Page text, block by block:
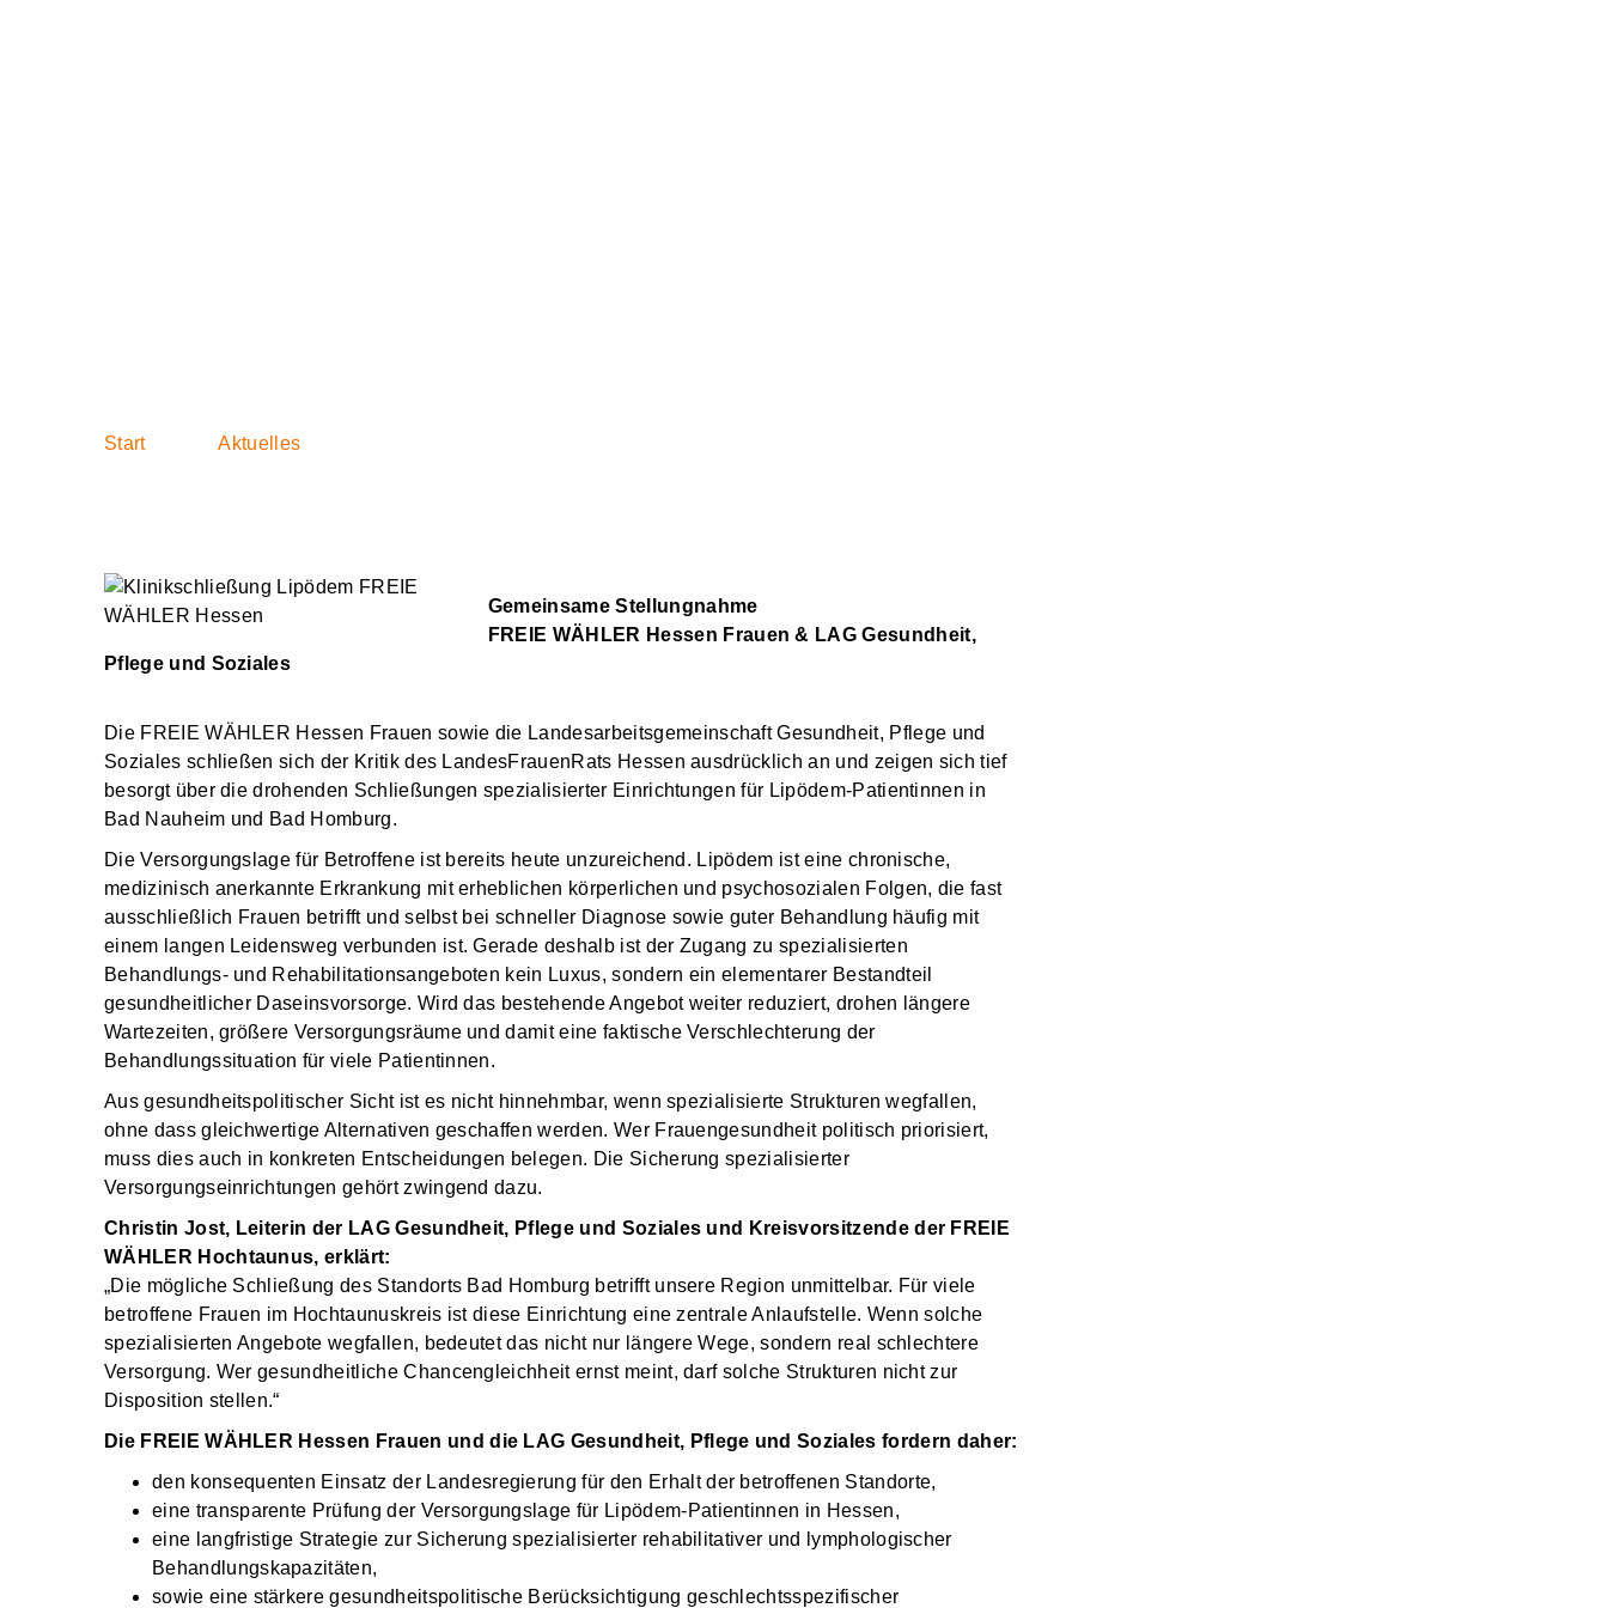
Start Aktuelles
Gemeinsame Stellungnahme
FREIE WÄHLER Hessen Frauen & LAG Gesundheit,
Pflege und Soziales
Die FREIE WÄHLER Hessen Frauen sowie die Landesarbeitsgemeinschaft Gesundheit, Pflege und
Soziales schließen sich der Kritik des LandesFrauenRats Hessen ausdrücklich an und zeigen sich tief
besorgt über die drohenden Schließungen spezialisierter Einrichtungen für Lipödem-Patientinnen in
Bad Nauheim und Bad Homburg.
Die Versorgungslage für Betroffene ist bereits heute unzureichend. Lipödem ist eine chronische,
medizinisch anerkannte Erkrankung mit erheblichen körperlichen und psychosozialen Folgen, die fast
ausschließlich Frauen betrifft und selbst bei schneller Diagnose sowie guter Behandlung häufig mit
einem langen Leidensweg verbunden ist. Gerade deshalb ist der Zugang zu spezialisierten
Behandlungs- und Rehabilitationsangeboten kein Luxus, sondern ein elementarer Bestandteil
gesundheitlicher Daseinsvorsorge. Wird das bestehende Angebot weiter reduziert, drohen längere
Wartezeiten, größere Versorgungsräume und damit eine faktische Verschlechterung der
Behandlungssituation für viele Patientinnen.
Aus gesundheitspolitischer Sicht ist es nicht hinnehmbar, wenn spezialisierte Strukturen wegfallen,
ohne dass gleichwertige Alternativen geschaffen werden. Wer Frauengesundheit politisch priorisiert,
muss dies auch in konkreten Entscheidungen belegen. Die Sicherung spezialisierter
Versorgungseinrichtungen gehört zwingend dazu.
Christin Jost, Leiterin der LAG Gesundheit, Pflege und Soziales und Kreisvorsitzende der FREIE
WÄHLER Hochtaunus, erklärt:
„Die mögliche Schließung des Standorts Bad Homburg betrifft unsere Region unmittelbar. Für viele
betroffene Frauen im Hochtaunuskreis ist diese Einrichtung eine zentrale Anlaufstelle. Wenn solche
spezialisierten Angebote wegfallen, bedeutet das nicht nur längere Wege, sondern real schlechtere
Versorgung. Wer gesundheitliche Chancengleichheit ernst meint, darf solche Strukturen nicht zur
Disposition stellen.“
Die FREIE WÄHLER Hessen Frauen und die LAG Gesundheit, Pflege und Soziales fordern daher:
den konsequenten Einsatz der Landesregierung für den Erhalt der betroffenen Standorte,
eine transparente Prüfung der Versorgungslage für Lipödem-Patientinnen in Hessen,
eine langfristige Strategie zur Sicherung spezialisierter rehabilitativer und lymphologischer
Behandlungskapazitäten,
sowie eine stärkere gesundheitspolitische Berücksichtigung geschlechtsspezifischer